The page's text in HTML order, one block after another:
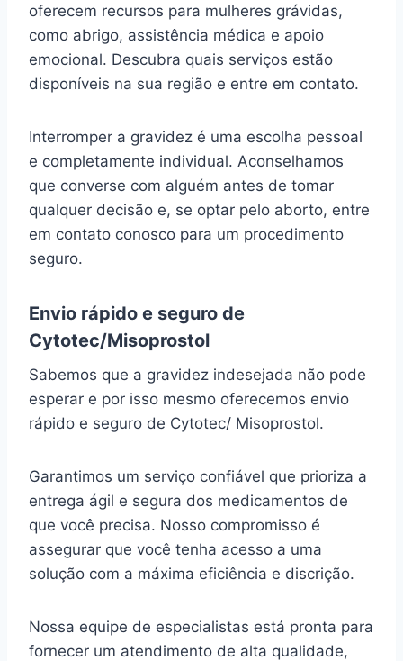
oferecem recursos para mulheres grávidas,
como abrigo, assistência médica e apoio
emocional. Descubra quais serviços estão
disponíveis na sua região e entre em contato.
Interromper a gravidez é uma escolha pessoal
e completamente individual. Aconselhamos
que converse com alguém antes de tomar
qualquer decisão e, se optar pelo aborto, entre
em contato conosco para um procedimento
seguro.
Envio rápido e seguro de
Cytotec/Misoprostol
Sabemos que a gravidez indesejada não pode
esperar e por isso mesmo oferecemos envio
rápido e seguro de Cytotec/ Misoprostol.
Garantimos um serviço confiável que prioriza a
entrega ágil e segura dos medicamentos de
que você precisa. Nosso compromisso é
assegurar que você tenha acesso a uma
solução com a máxima eficiência e discrição.
Nossa equipe de especialistas está pronta para
fornecer um atendimento de alta qualidade,